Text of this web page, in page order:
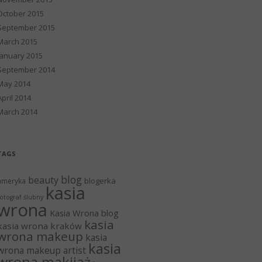
2015
2015
2015
2015
2014
2014
2014
2014
beauty blog blogerka
ślubny kasia
Kasia Wrona blog
wrona kraków kasia
makeup kasia
makeup artist kasia